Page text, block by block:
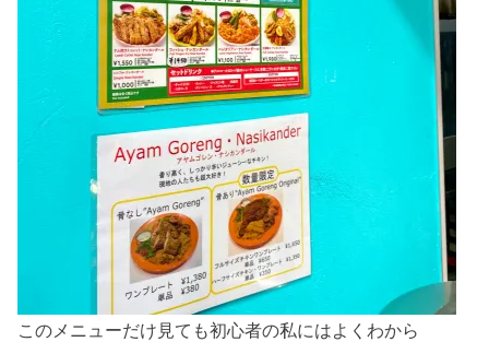
このメニューだけ見ても初心者の私にはよくわから